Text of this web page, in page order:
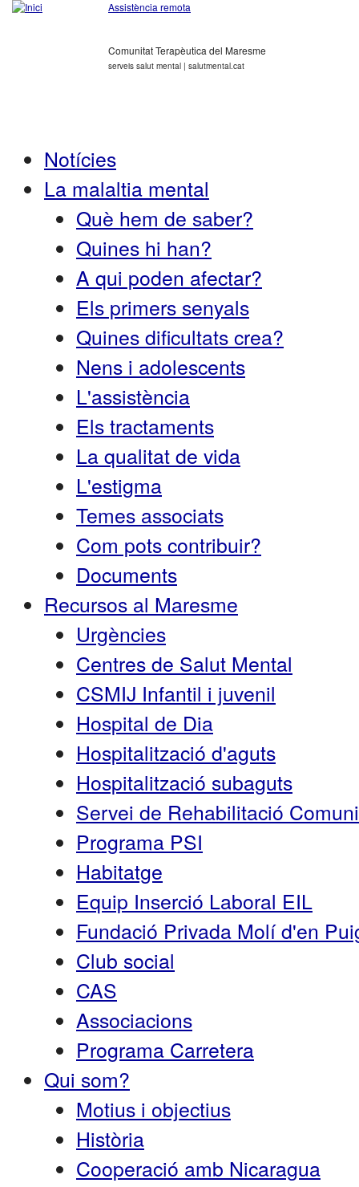
Assistència remota
Comunitat Terapèutica del Maresme
serveis salut mental | salutmental.cat
Notícies
La malaltia mental
Què hem de saber?
Quines hi han?
A qui poden afectar?
Els primers senyals
Quines dificultats crea?
Nens i adolescents
L'assistència
Els tractaments
La qualitat de vida
L'estigma
Temes associats
Com pots contribuir?
Documents
Recursos al Maresme
Urgències
Centres de Salut Mental
CSMIJ Infantil i juvenil
Hospital de Dia
Hospitalització d'aguts
Hospitalització subaguts
Servei de Rehabilitació
Programa PSI
Habitatge
Equip Inserció Laboral EIL
Fundació Privada Molí d'en
Club social
CAS
Associacions
Programa Carretera
Qui som?
Motius i objectius
Història
Cooperació amb Nicaragua